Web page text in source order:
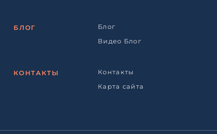
БЛОГ
Блог
Видео Блог
КОНТАКТЫ
Контакты
Карта сайта